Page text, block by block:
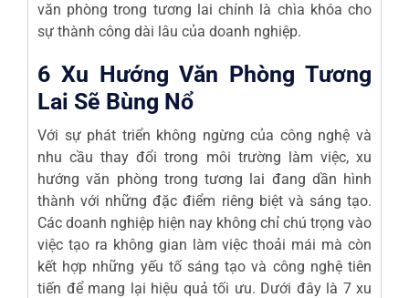
văn phòng trong tương lai chính là chìa khóa cho
sự thành công dài lâu của doanh nghiệp.
6 Xu Hướng Văn Phòng Tương
Lai Sẽ Bùng Nổ
Với sự phát triển không ngừng của công nghệ và
nhu cầu thay đổi trong môi trường làm việc, xu
hướng văn phòng trong tương lai đang dần hình
thành với những đặc điểm riêng biệt và sáng tạo.
Các doanh nghiệp hiện nay không chỉ chú trọng vào
việc tạo ra không gian làm việc thoải mái mà còn
kết hợp những yếu tố sáng tạo và công nghệ tiên
tiến để mang lại hiệu quả tối ưu. Dưới đây là 7 xu